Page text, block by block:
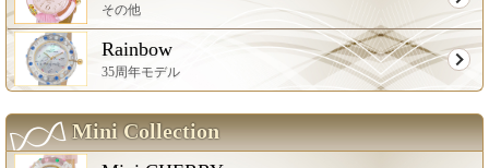
その他
Rainbow
35周年モデル
Mini Collection